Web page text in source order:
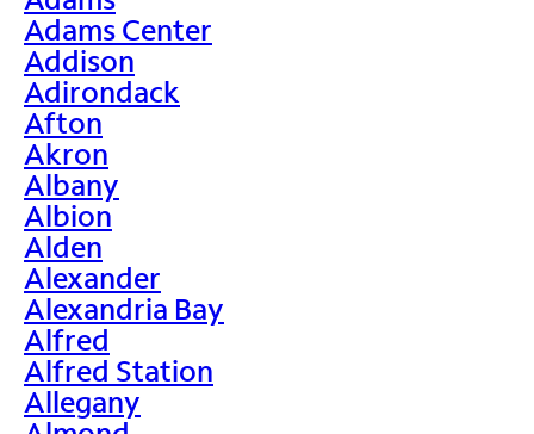
Adams Center
Addison
Adirondack
Afton
Akron
Albany
Albion
Alden
Alexander
Alexandria Bay
Alfred
Alfred Station
Allegany